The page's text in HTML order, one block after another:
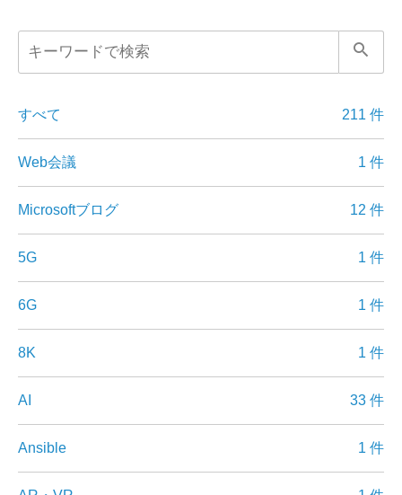
すべて 211 件
Web会議 1 件
Microsoftブログ 12 件
5G 1 件
6G 1 件
8K 1 件
AI 33 件
Ansible 1 件